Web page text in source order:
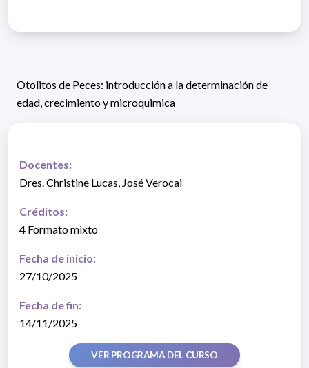
Otolitos de Peces: introducción a la determinación de
edad, crecimiento y microquimica
Docentes:
Dres. Christine Lucas, José Verocai
Créditos:
4 Formato mixto
Fecha de inicio:
27/10/2025
Fecha de fin:
14/11/2025
VER PROGRAMA DEL CURSO